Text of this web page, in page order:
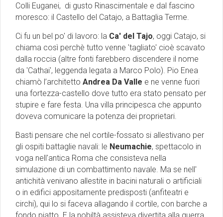
Colli Euganei, di gusto Rinascimentale e dal fascino
moresco: il Castello del Catajo, a Battaglia Terme.
Ci fu un bel po' di lavoro: la Ca' del Tajo, oggi Catajo, si
chiama così perchè tutto venne 'tagliato' cioè scavato
dalla roccia (altre fonti farebbero discendere il nome
da 'Cathai', leggenda legata a Marco Polo). Pio Enea
chiamò l’architetto Andrea Da Valle e ne venne fuori
una fortezza-castello dove tutto era stato pensato per
stupire e fare festa. Una villa principesca che appunto
doveva comunicare la potenza dei proprietari.
Basti pensare che nel cortile-fossato si allestivano per
gli ospiti battaglie navali: le Neumachie, spettacolo in
voga nell'antica Roma che consisteva nella
simulazione di un combattimento navale. Ma se nell'
antichità venivano allestite in bacini naturali o artificiali
o in edifici appositamente predisposti (anfiteatri e
circhi), qui lo si faceva allagando il cortile, con barche a